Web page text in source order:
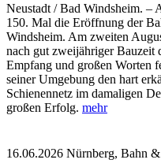
Neustadt / Bad Windsheim. –
150. Mal die Eröffnung der
Windsheim. Am zweiten
nach gut zweijähriger Bauzeit
Empfang und großen Worten
seiner Umgebung den hart
Schienennetz im damaligen
großen Erfolg. mehr
16.06.2026 Nürnberg, Bahn